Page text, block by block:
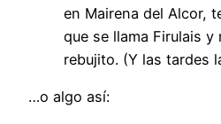
en Mairena del Alcor,
que se llama Firulais y
rebujito. (Y las tardes
…o algo así: